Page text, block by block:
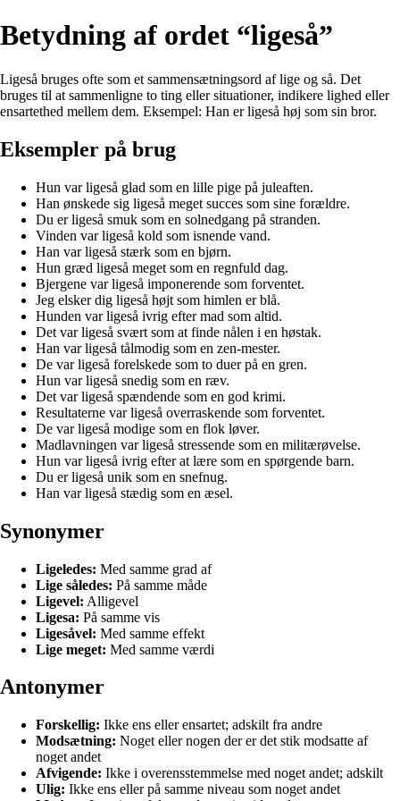
Betydning af ordet “ligeså”
Ligeså bruges ofte som et sammensætningsord af lige og så. Det
bruges til at sammenligne to ting eller situationer, indikere lighed eller
ensartethed mellem dem. Eksempel: Han er ligeså høj som sin bror.
Eksempler på brug
Hun var ligeså glad som en lille pige på juleaften.
Han ønskede sig ligeså meget succes som sine forældre.
Du er ligeså smuk som en solnedgang på stranden.
Vinden var ligeså kold som isnende vand.
Han var ligeså stærk som en bjørn.
Hun græd ligeså meget som en regnfuld dag.
Bjergene var ligeså imponerende som forventet.
Jeg elsker dig ligeså højt som himlen er blå.
Hunden var ligeså ivrig efter mad som altid.
Det var ligeså svært som at finde nålen i en høstak.
Han var ligeså tålmodig som en zen-mester.
De var ligeså forelskede som to duer på en gren.
Hun var ligeså snedig som en ræv.
Det var ligeså spændende som en god krimi.
Resultaterne var ligeså overraskende som forventet.
De var ligeså modige som en flok løver.
Madlavningen var ligeså stressende som en militærøvelse.
Hun var ligeså ivrig efter at lære som en spørgende barn.
Du er ligeså unik som en snefnug.
Han var ligeså stædig som en æsel.
Synonymer
Ligeledes: Med samme grad af
Lige således: På samme måde
Ligevel: Alligevel
Ligesa: På samme vis
Ligesåvel: Med samme effekt
Lige meget: Med samme værdi
Antonymer
Forskellig: Ikke ens eller ensartet; adskilt fra andre
Modsætning: Noget eller nogen der er det stik modsatte af
noget andet
Afvigende: Ikke i overensstemmelse med noget andet; adskilt
Ulig: Ikke ens eller på samme niveau som noget andet